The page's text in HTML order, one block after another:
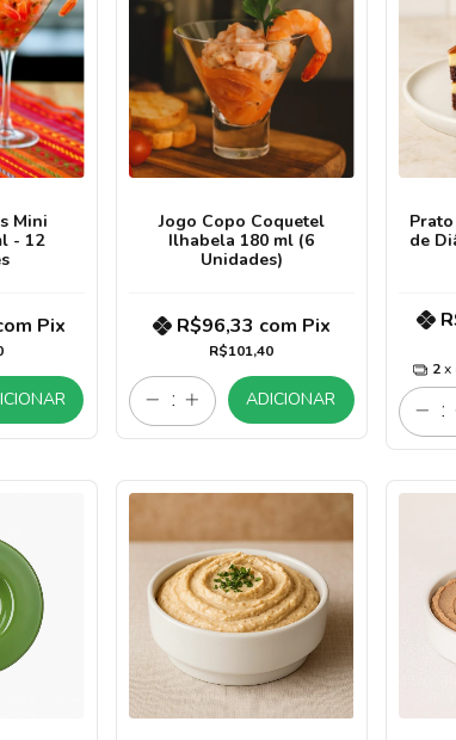
Mini
- 12
Pix
Jogo Copo Coquetel
Ilhabela 180 ml (6
Unidades)
R$101,40
R$96,33 com Pix
ADICIONAR
de
2x